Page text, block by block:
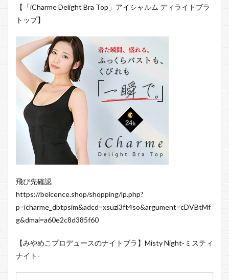
【「iCharme Delight Bra Top」アイシャルム ディライトブラ
トップ】
飛び先確認
https://belcence.shop/shopping/lp.php?
p=icharme_dbtpsim&adcd=xsuzl3ft4so&argument=cDVBtMf
g&dmai=a60e2c8d385f60
【みやめこプロデュースのナイトブラ】Misty Night-ミスティ
ナイト-